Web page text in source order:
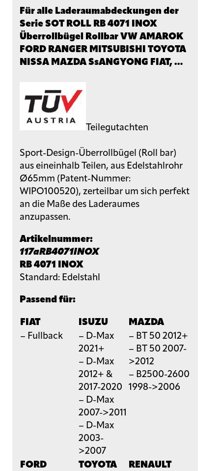
Für alle Laderaumabdeckungen der
Serie SOT ROLL RB 4071 INOX
Überrollbügel Rollbar VW AMAROK
FORD RANGER MITSUBISHI TOYOTA
NISSA MAZDA SsANGYONG FIAT, …
Teilegutachten
Sport-Design-Überrollbügel (Roll bar)
aus eineinhalb Teilen, aus Edelstahlrohr
Ø65mm (Patent-Nummer:
WIPO100520), zerteilbar um sich perfekt
an die Maße des Laderaumes
anzupassen.
Artikelnummer:
117aRB4071INOX
RB 4071 INOX
Standard: Edelstahl
Passend für:
FIAT ISUZU
MAZDA
– Fullback
– D-Max
2021+
– D-Max
2012+ &
2017-2020
– D-Max
2007->2011
– D-Max
2003-
>2007
– BT 50 2012+
– BT 50 2007-
>2012
– B2500-2600
1998->2006
FORD TOYOTA
RENAULT